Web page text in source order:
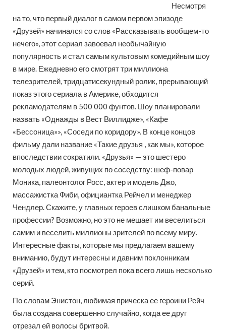
Несмотря
на то, что первый диалог в самом первом эпизоде
«Друзей» начинался со слов «Рассказывать вообщем-то
нечего», этот сериал завоевал необычайную
популярность и стал самым культовым комедийным шоу
в мире. Ежедневно его смотрят три миллиона
телезрителей, тридцатисекундный ролик, прерывающий
показ этого сериала в Америке, обходится
рекламодателям в 500 000 фунтов. Шоу планировали
назвать «Однажды в Вест Виллидже», «Кафе
«Бессоница»», «Соседи по коридору». В конце концов
фильму дали название «Такие друзья , как мы», которое
впоследствии сократили. «Друзья» — это шестеро
молодых людей, живущих по соседству: шеф-повар
Моника, палеонтолог Росс, актер и модель Джо,
массажистка Фиби, официантка Рейчел и менеджер
Чендлер. Скажите, у главных героев слишком банальные
профессии? Возможно, но это не мешает им веселиться
самим и веселить миллионы зрителей по всему миру.
Интересные факты, которые мы предлагаем вашему
вниманию, будут интересны и давним поклонникам
«Друзей» и тем, кто посмотрел пока всего лишь несколько
серий.
По словам Энистон, любимая прическа ее героини Рейч
была создана совершенно случайно, когда ее друг
отрезал ей волосы бритвой.